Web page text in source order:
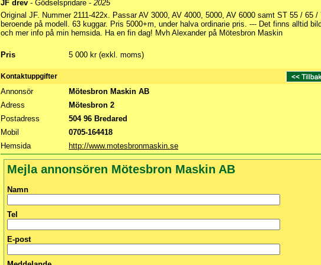
JF drev - Gödselspridare - 2025
Original JF. Nummer 2111-422x. Passar AV 3000, AV 4000, 5000, AV 6000 samt ST 55 / 65 /
beroende på modell. 63 kuggar. Pris 5000+m, under halva ordinarie pris. --- Det finns alltid
och mer info på min hemsida. Ha en fin dag! Mvh Alexander på Mötesbron Maskin
Pris 5 000 kr (exkl. moms)
Kontaktuppgifter
Annonsör
Mötesbron Maskin AB
Adress
Mötesbron 2
Postadress
504 96 Bredared
Mobil
0705-164418
Hemsida
http://www.motesbronmaskin.se
Mejla annonsören Mötesbron Maskin AB
Namn
Tel
E-post